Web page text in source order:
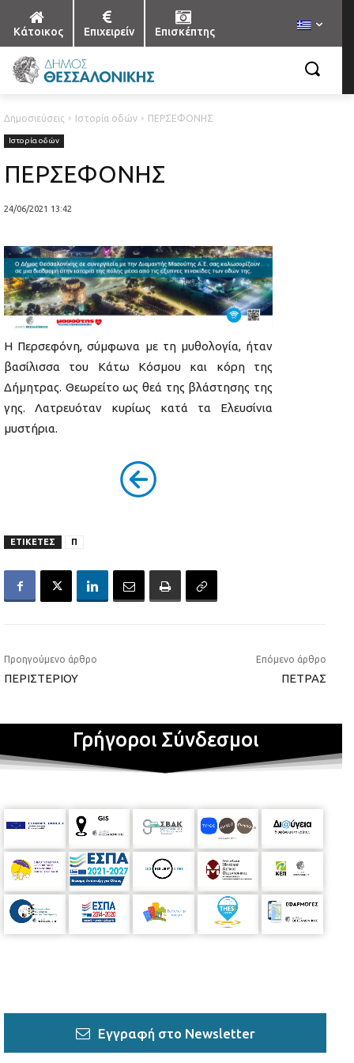
Κάτοικος Επιχειρείν Επισκέπτης
Δημοσιεύσεις Ιστορία οδών ΠΕΡΣΕΦΟΝΗΣ
Ιστορία οδών
ΠΕΡΣΕΦΟΝΗΣ
24/06/2021 13:42
Η Περσεφόνη, σύμφωνα με τη μυθολογία, ήταν
βασίλισσα του Κάτω Κόσμου και κόρη της
Δήμητρας. Θεωρείτο ως θεά της βλάστησης της
γης. Λατρευόταν κυρίως κατά τα Ελευσίνια
μυστήρια.
ΕΤΙΚΕΤΕΣ Π
Προηγούμενο άρθρο
ΠΕΡΙΣΤΕΡΙΟΥ
Επόμενο άρθρο
ΠΕΤΡΑΣ
Γρήγοροι Σύνδεσμοι
Εγγραφή στο Newsletter